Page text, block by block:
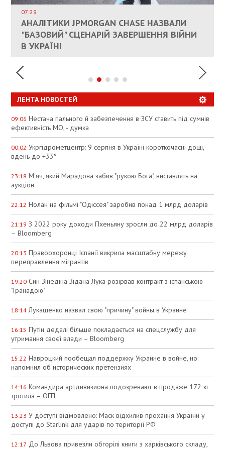
КАНДИДАТ В ПРЕМЬЕРЫ ПОЛЬШИ ПРИЗВАЛ
ЕС ПРЕКРАТИТЬ ВОЕННУЮ ПОМОЩЬ
УКРАИНЕ
07:29
АНАЛІТИКИ JPMORGAN CHASE НАЗВАЛИ
"БАЗОВИЙ" СЦЕНАРІЙ ЗАВЕРШЕННЯ ВІЙНИ
В УКРАЇНІ
СОСТОИТСЯ В БЛИЖАЙШЕЕ ВРЕМЯ, –
РЮТТЕ
ПАЛИВНИЙ РИНОК РОЗІГРІЛИ ШТУЧНО:
АНАЛІТИКИ ЗВИНУВАТИЛИ АЗС У
СПЕКУЛЯЦІЇ
ЛЕНТА НОВОСТЕЙ
09:06 Нестача пального й забезпечення в ЗСУ ставить під сумнів
ефективність МО, - думка
00:02 Укргідрометцентр: 9 серпня в Україні короткочасні дощі,
вдень до +33°
23:18 М'яч, який Марадона забив "рукою Бога", виставлять на
аукціон
22:12 Нолан на фільмі "Одіссея" заробив понад 1 млрд доларів
21:19 З 2022 року доходи Пхеньяну зросли до 22 млрд доларів
– Bloomberg
20:13 Правоохоронці Іспанії викрила масштабну мережу
переправлення мігрантів
19:20 Син Зінедіна Зідана Лука розірвав контракт з іспанською
"Гранадою"
18:14 Лукашенко назвал свою "причину" войны в Украине
16:15 Путін дедалі більше покладається на спецслужбу для
утримання своєї влади – Bloomberg
15:22 Навроцкий пообещал поддержку Украине в войне, но
напомнил об исторических претензиях
14:16 Командира артдивизиона подозревают в продаже 172 кг
тротила – ОГП
13:23 У доступі відмовлено: Маск відхилив прохання України у
доступі до Starlink для ударів по території РФ
12:17 До Львова привезли обгорілі книги з харківського складу,